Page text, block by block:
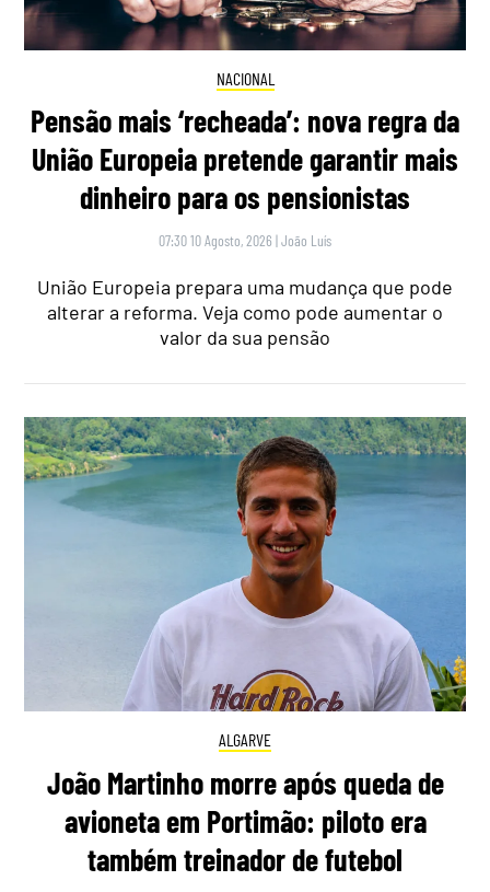
NACIONAL
Pensão mais ‘recheada’: nova regra da
União Europeia pretende garantir mais
dinheiro para os pensionistas
07:30 10 Agosto, 2026 |João Luís
União Europeia prepara uma mudança que pode
alterar a reforma. Veja como pode aumentar o
valor da sua pensão
ALGARVE
João Martinho morre após queda de
avioneta em Portimão: piloto era
também treinador de futebol